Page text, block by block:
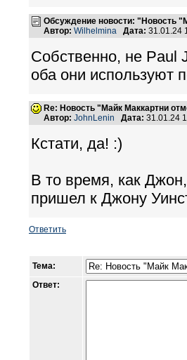
Обсуждение новости: "Новость
Автор: Wilhelmina Дата:
Собственно, не Paul
оба они используют
Re: Новость "Майк Маккартни
Автор: JohnLenin Дата: 31.01.24
Кстати, да! :)
В то время, как
пришел к Джону
Ответить
Тема:
Ответ: